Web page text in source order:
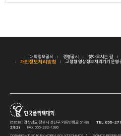
대학정보공시 경영공시 찾아오시는 길
개인정보처리방침 고정형 영상정보처리기기 운영·
[51518] 경상남도 창원시 성산구 외동반림로 51-88 TEL 055-
282)
FAX 055-282-1386